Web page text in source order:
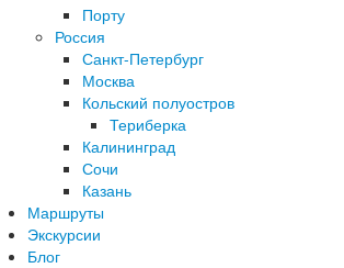
Порту
Россия
Санкт-Петербург
Москва
Кольский полуостров
Териберка
Калининград
Сочи
Казань
Маршруты
Экскурсии
Блог